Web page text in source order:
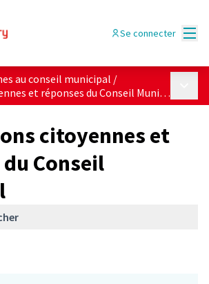
Se connecter
au conseil municipal /
et réponses du Conseil Municipal
citoyennes et
Conseil